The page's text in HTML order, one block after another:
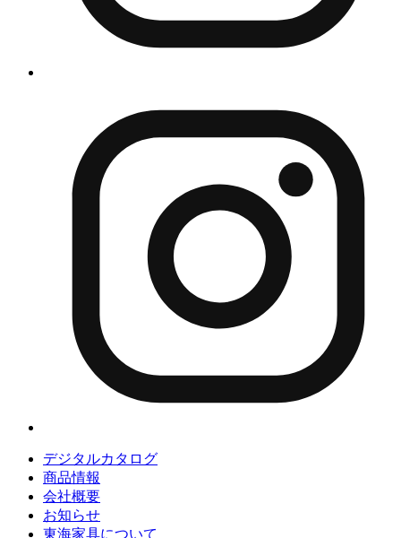
デジタルカタログ
商品情報
会社概要
お知らせ
東海家具について